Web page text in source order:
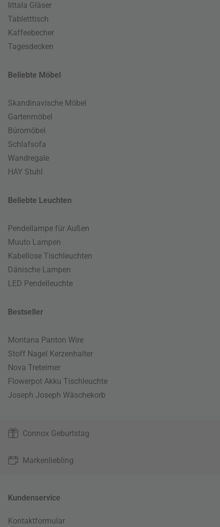
Iittala Gläser
Tabletttisch
Kaffeebecher
Tagesdecken
Beliebte Möbel
Skandinavische Möbel
Gartenmöbel
Büromöbel
Schlafsofa
Wandregale
HAY Stuhl
Beliebte Leuchten
Pendellampe für Außen
Muuto Lampen
Kabellose Tischleuchten
Dänische Lampen
LED Pendelleuchte
Bestseller
Montana Panton Wire
Stoff Nagel Kerzenhalter
Nova Treteimer
Flowerpot Akku Tischleuchte
Joseph Joseph Wäschekorb
Connox Geburtstag
Markenliebling
Kundenservice
Kontaktformular